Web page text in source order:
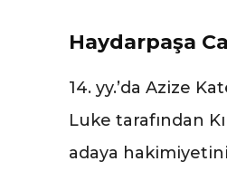
Haydarpaşa
14. yy.’da Azize
Luke tarafından
adaya